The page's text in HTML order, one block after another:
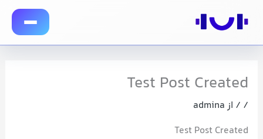
Test Post Created
// از admina
Test Post Created